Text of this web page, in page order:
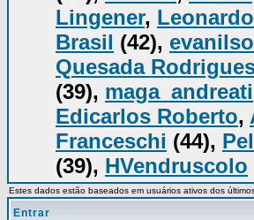
Lingener,
Brasil (42),
Quesada
(39), maga_andreati
Edicarlos Roberto,
Franceschi (44),
(39), HVendruscolo
Estes dados estão baseados em usuários ativos dos
Entrar